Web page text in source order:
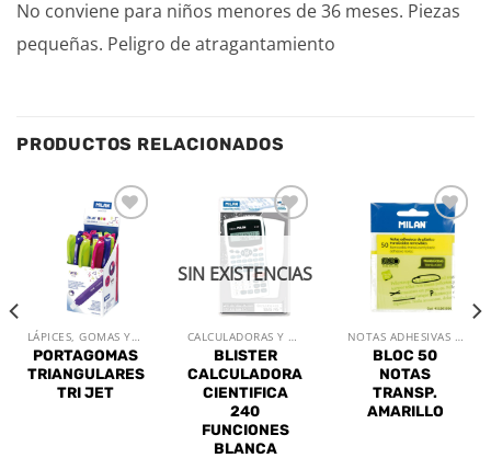
No conviene para niños menores de 36 meses. Piezas
pequeñas. Peligro de atragantamiento
PRODUCTOS RELACIONADOS
Añadir
a la
lista de
deseos
LÁPICES, GOMAS Y SACAPUNTAS
PORTAGOMAS
TRIANGULARES
TRI JET
Añadir
lista de
deseos
SIN EXISTENCIAS
CALCULADORAS Y RELOJES
BLISTER
CALCULADORA
CIENTIFICA
240
FUNCIONES
BLANCA
Añadir
a la
lista de
deseos
NOTAS ADHESIVAS Y SEÑALIZADORES
BLOC 50
NOTAS
TRANSP.
AMARILLO